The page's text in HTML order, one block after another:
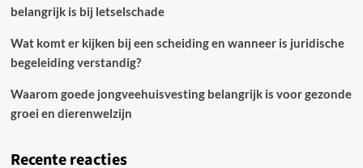
belangrijk is bij letselschade
Wat komt er kijken bij een scheiding en wanneer is juridische
begeleiding verstandig?
Waarom goede jongveehuisvesting belangrijk is voor gezonde
groei en dierenwelzijn
Recente reacties